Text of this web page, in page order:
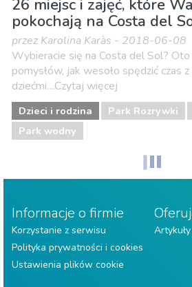
26 miejsc i zajęć, które
pokochają na Costa del
przez Karolina Karàs - 2018-06-08
Wybieracie się na Costa del Sol?
pomysłów, jak wesoło spędzić czas z
dziećmi....Czytaj więcej
Dzieci i rodzina Park Rozrywki
Park wodny
Informacje o firmie
Korzystanie z serwisu
Polityka prywatności i cookies
Ustawienia plików cookie
Artykuły